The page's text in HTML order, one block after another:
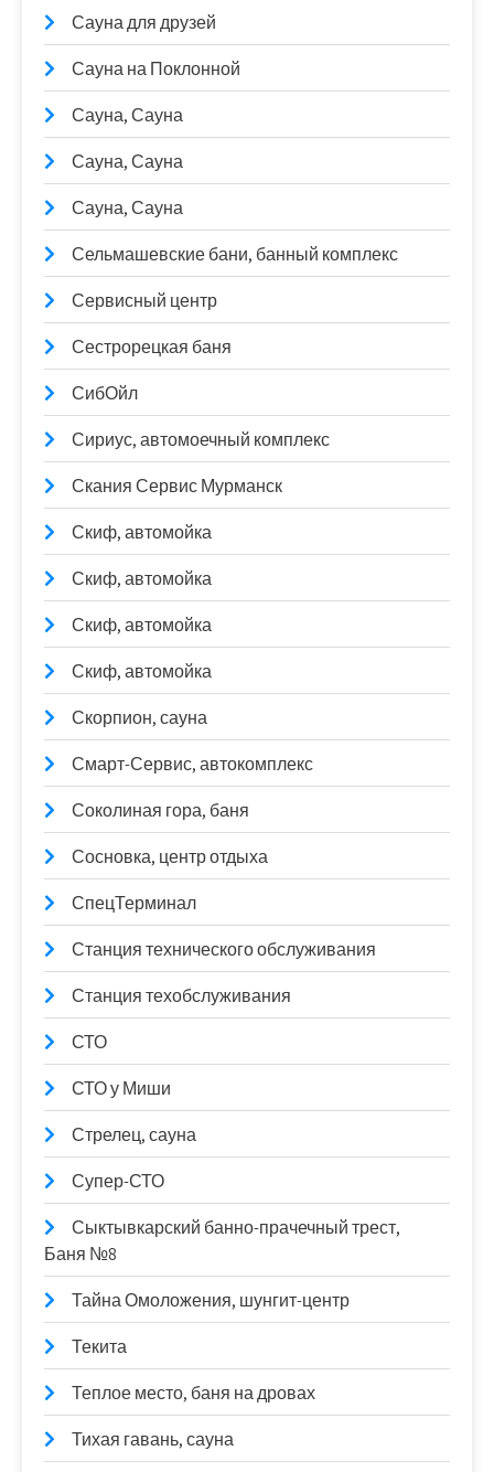
Сауна для друзей
Сауна на Поклонной
Сауна, Сауна
Сауна, Сауна
Сауна, Сауна
Сельмашевские бани, банный комплекс
Сервисный центр
Сестрорецкая баня
СибОйл
Сириус, автомоечный комплекс
Скания Сервис Мурманск
Скиф, автомойка
Скиф, автомойка
Скиф, автомойка
Скиф, автомойка
Скорпион, сауна
Смарт-Сервис, автокомплекс
Соколиная гора, баня
Сосновка, центр отдыха
СпецТерминал
Станция технического обслуживания
Станция техобслуживания
СТО
СТО у Миши
Стрелец, сауна
Супер-СТО
Сыктывкарский банно-прачечный трест,
Баня №8
Тайна Омоложения, шунгит-центр
Текита
Теплое место, баня на дровах
Тихая гавань, сауна